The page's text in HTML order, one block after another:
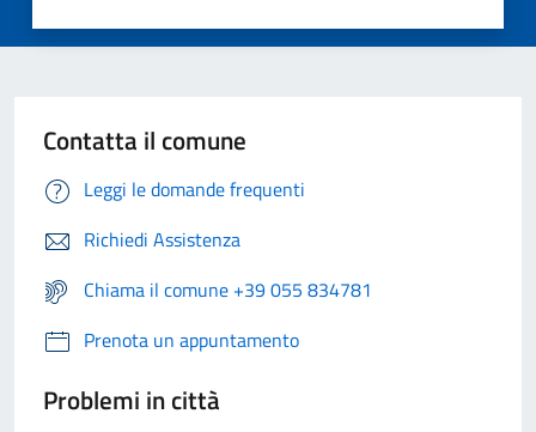
Contatta il comune
Leggi le domande frequenti
Richiedi Assistenza
Chiama il comune +39 055 834781
Prenota un appuntamento
Problemi in città